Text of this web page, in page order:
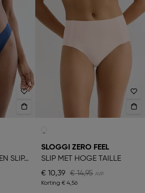
HOOG UITGESNEDEN SLIPJE
SLOGGI ZERO FEEL
SLIP MET HOGE TAILLE
€ 10,39
€ 14,95
Korting € 4,56